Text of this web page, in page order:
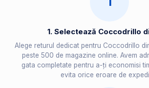
1. Selectează Coccodrillo
Alege returul dedicat pentru Coccodrillo
peste 500 de magazine online. Avem
gata completate pentru a-ți economisi
evita orice eroare de